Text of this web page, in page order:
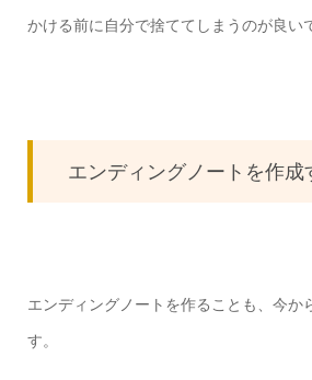
かける前に自分で捨ててしまうのが良い
エンディングノートを作成
エンディングノートを作ることも、今か
す。